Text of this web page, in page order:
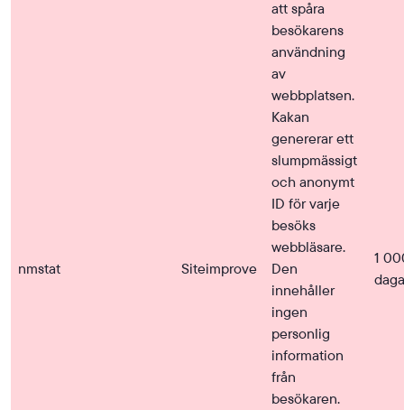
nmstat Siteimprove
att spåra
besökarens
användning
av
webbplatsen.
Kakan
genererar ett
slumpmässigt
och anonymt
ID för varje
besöks
webbläsare.
Den
innehåller
ingen
personlig
information
från
besökaren.
1